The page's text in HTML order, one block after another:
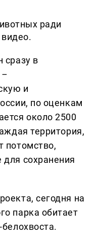
ради
сразу в
–
и
по оценкам
около 2500
территория,
потомство,
сохранения
сегодня на
парка обитает